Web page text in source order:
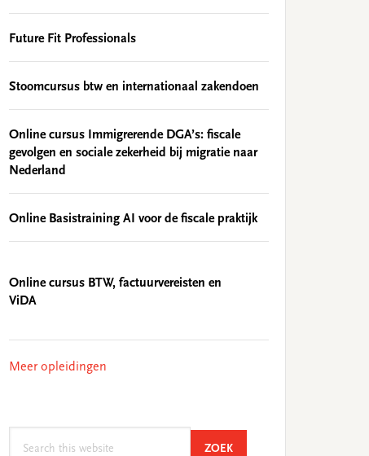
Future Fit Professionals
Stoomcursus btw en internationaal zakendoen
Online cursus Immigrerende DGA’s: fiscale
gevolgen en sociale zekerheid bij migratie naar
Nederland
Online Basistraining AI voor de fiscale praktijk
Online cursus BTW, factuurvereisten en
ViDA
Meer opleidingen
ZOEKSEARCH